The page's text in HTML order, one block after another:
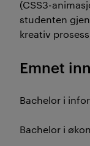
(CSS3-
studenten
kreativ
Emnet
Bachelor i
Bachelor i